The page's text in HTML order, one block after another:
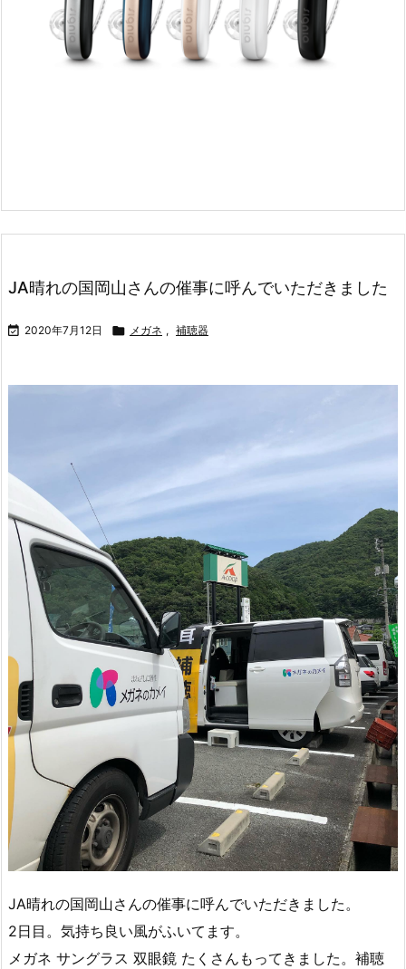
JA晴れの国岡山さんの催事に呼んでいただきました
 2020年7月12日  メガネ , 補聴器
JA晴れの国岡山さんの催事に呼んでいただきました。
2日目。気持ち良い風がふいてます。
メガネ サングラス 双眼鏡 たくさんもってきました。補聴